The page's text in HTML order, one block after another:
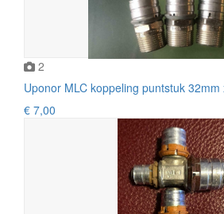
2
Uponor MLC koppeling puntstuk
€ 7,00